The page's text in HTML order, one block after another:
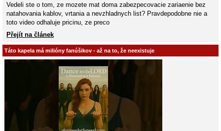
Vedeli ste o tom, ze mozete mat doma zabezpecovacie zariaenie bez
natahovania kablov, vrtania a nevzhladnych list? Pravdepodobne nie a
toto video odhaluje pricinu, ze preco
Přejít na článek
Táto kapela má milióny fanúšikov - až na to, že neexistuje